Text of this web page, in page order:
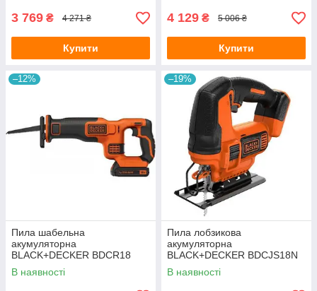
3 769 ₴ 4 271 ₴
Купити
4 129 ₴ 5 006 ₴
Купити
–12%
Пила шабельна
акумуляторна
BLACK+DECKER BDCR18
В наявності
–19%
Пила лобзикова
акумуляторна
BLACK+DECKER BDCJS18N
В наявності